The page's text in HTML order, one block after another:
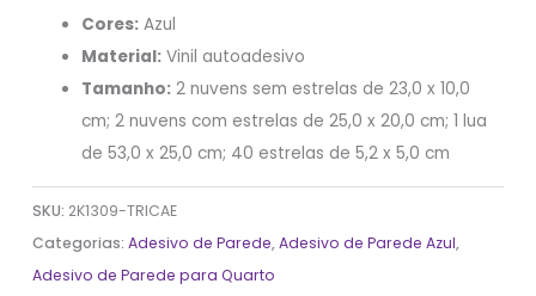
Cores: Azul
Material: Vinil autoadesivo
Tamanho: 2 nuvens sem estrelas de 23,0 x 10,0
cm; 2 nuvens com estrelas de 25,0 x 20,0 cm; 1 lua
de 53,0 x 25,0 cm; 40 estrelas de 5,2 x 5,0 cm
SKU: 2K1309-TRICAE
Categorias:Adesivo de Parede,Adesivo de Parede Azul,
Adesivo de Parede para Quarto